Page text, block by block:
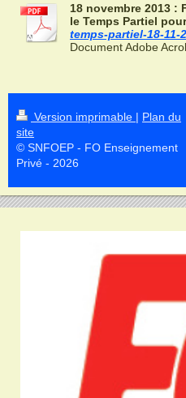
18 novembre 2013 :
le Temps Partiel
temps-partiel-18-11-
Document Adobe
Version imprimable | Plan du
site
© SNFOEP - FO Enseignement
Privé - 2026